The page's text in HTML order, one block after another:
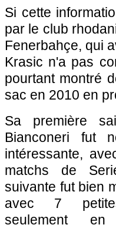
Si cette
par le club
Fenerbahçe, qui
Krasic n'a pas
pourtant montré
sac en 2010 en
Sa première
Bianconeri fut
intéressante,
matchs de
suivante fut bien
avec 7
seulement en